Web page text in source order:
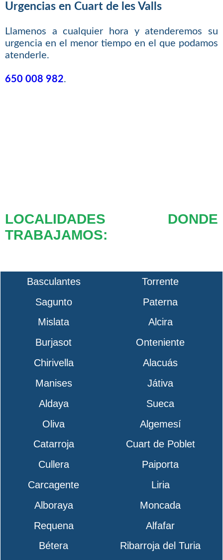
Urgencias en Cuart de les Valls
Llamenos a cualquier hora y atenderemos su
urgencia en el menor tiempo en el que podamos
atenderle.
650 008 982.
LOCALIDADES DONDE
TRABAJAMOS:
Basculantes
Torrente
Sagunto
Paterna
Mislata
Alcira
Burjasot
Onteniente
Chirivella
Alacuás
Manises
Játiva
Aldaya
Sueca
Oliva
Algemesí
Catarroja
Cuart de Poblet
Cullera
Paiporta
Carcagente
Liria
Alboraya
Moncada
Requena
Alfafar
Bétera
Ribarroja del Turia